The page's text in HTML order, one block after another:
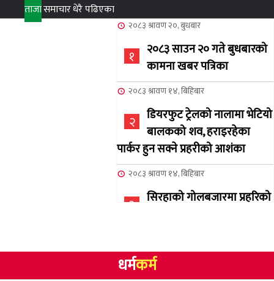
ताजासमाचारधेरै पढिएका
२०८३ श्रावण २०, बुधबार
१
२०८३ साउन २० गते बुधबारको
कामना खबर पत्रिका
२०८३ श्रावण १४, बिहिबार
२
डियरफुट ट्रेलको नालामा भेटियो
बालकको शव, हराइरहेका
पार्कर हुन सक्ने प्रहरीको आशंका
२०८३ श्रावण १४, बिहिबार
३
सिरहाको गोलबजारमा प्रहरिको
४
NCSC को अध्यक्षमा घनेन्द्र
धर्मकर्म